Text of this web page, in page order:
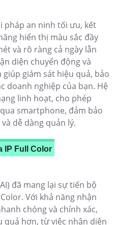
pháp an ninh tối ưu, kết
hiển thị màu sắc đầy
và rõ ràng cả ngày lẫn
diện chuyển động và
giám sát hiệu quả, bảo
doanh nghiệp của bạn. Hệ
linh hoạt, cho phép
smartphone, đảm bảo
dễ dàng quản lý.
IP Full Color
đã mang lại sự tiến bộ
Với khả năng nhận
chóng và chính xác,
quả hơn, từ việc nhận diện